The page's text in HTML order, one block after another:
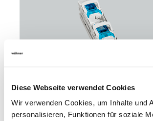
Diese Webseite verwendet Cookies
Wir verwenden Cookies, um Inhalte und
personalisieren, Funktionen für soziale